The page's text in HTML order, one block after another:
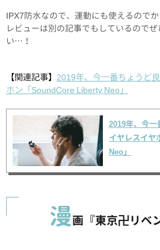
IPX7防水なので、運動にも使えるので
レビューは別の記事でもしているので
い…！
【関連記事】 2019年、今一番ちょうど
ホン「SoundCore Liberty Neo」
2019年、今一
イヤレスイ
Neo」
漫画『東京卍リベ